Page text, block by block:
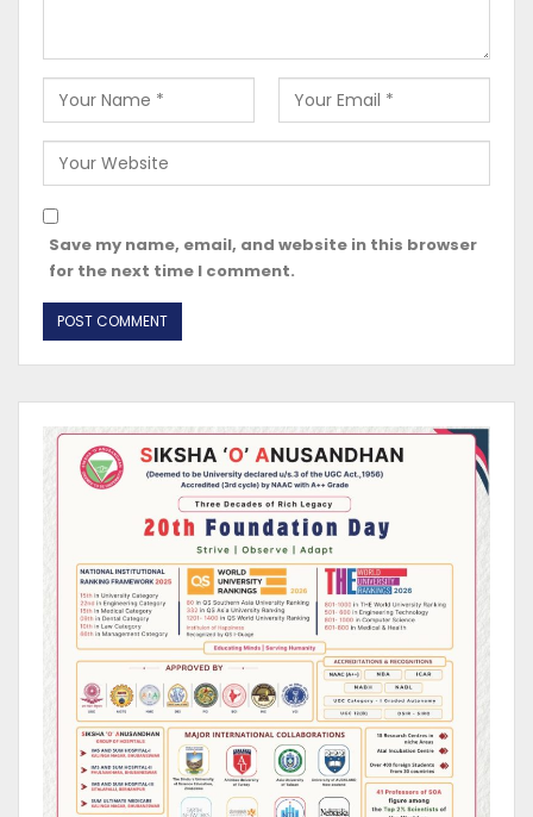
Save my name, email, and website in this browser
for the next time I comment.